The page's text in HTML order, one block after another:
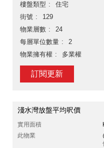
樓盤類型
住宅
街號
129
物業層數
24
每層單位數量
2
物業擁有權
多業權
訂閱更新
淺水灣放盤平均呎價
實用面積
此物業